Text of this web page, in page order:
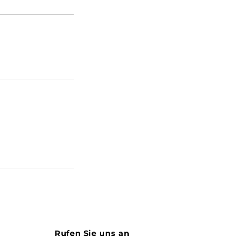
Rufen Sie uns an